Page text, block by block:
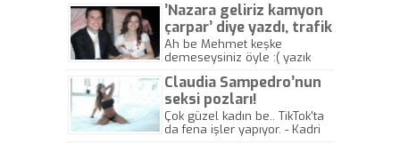
’Nazara geliriz kamyon
çarpar’ diye yazdı, trafik
kazasında öldü!
Ah be Mehmet keşke
demeseysiniz öyle :( yazık
Claudia Sampedro’nun
seksi pozları!
Çok güzel kadın be.. TikTok'ta
da fena işler yapıyor. - Kadri